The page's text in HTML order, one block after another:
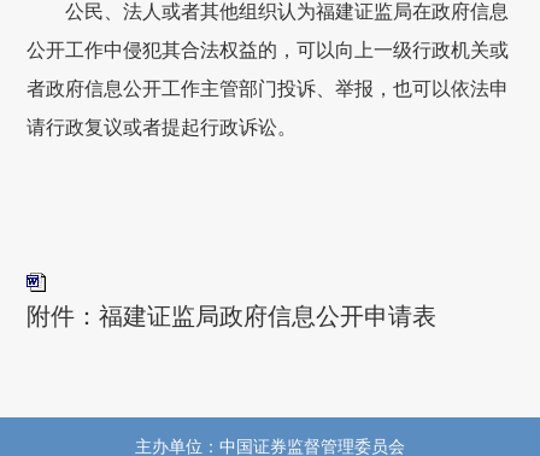
公民、法人或者其他组织认为福建证监局在政府信息
公开工作中侵犯其合法权益的，可以向上一级行政机关或
者政府信息公开工作主管部门投诉、举报，也可以依法申
请行政复议或者提起行政诉讼。
附件：福建证监局政府信息公开申请表
主办单位：中国证券监督管理委员会